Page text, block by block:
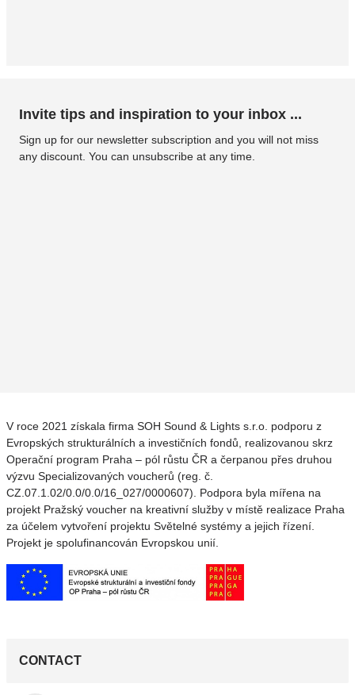
Invite tips and inspiration to your inbox ...
Sign up for our newsletter subscription and you will not miss
any discount. You can unsubscribe at any time.
V roce 2021 získala firma SOH Sound & Lights s.r.o. podporu z
Evropských strukturálních a investičních fondů, realizovanou skrz
Operační program Praha – pól růstu ČR a čerpanou přes druhou
výzvu Specializovaných voucherů (reg. č.
CZ.07.1.02/0.0/0.0/16_027/0000607). Podpora byla mířena na
projekt Pražský voucher na kreativní služby v místě realizace Praha
za účelem vytvoření projektu Světelné systémy a jejich řízení.
Projekt je spolufinancován Evropskou unií.
CONTACT